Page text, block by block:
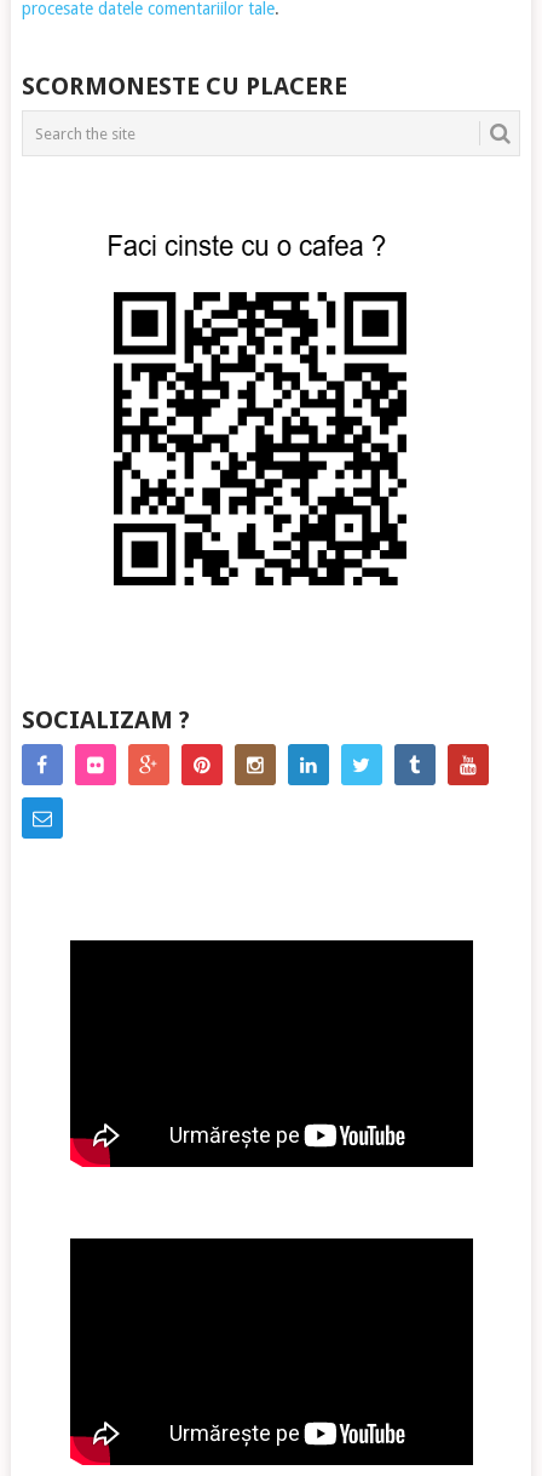
procesate datele comentariilor tale.
SCORMONESTE CU PLACERE
SOCIALIZAM ?